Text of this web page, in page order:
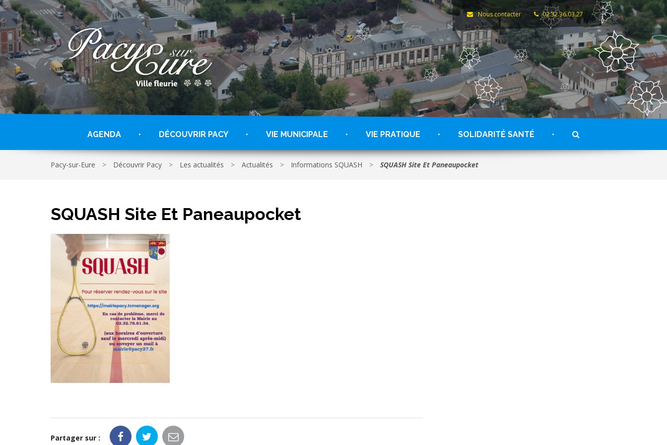
Gestion des traceurs
Nous contacter 02.32.36.03.27
AGENDA DÉCOUVRIR PACY VIE MUNICIPALE VIE PRATIQUE SOLIDARITÉ SANTÉ
Pacy-sur-Eure > Découvrir Pacy > Les actualités > Actualités > Informations SQUASH > SQUASH Site Et Paneaupocket
SQUASH Site Et Paneaupocket
Partager sur :